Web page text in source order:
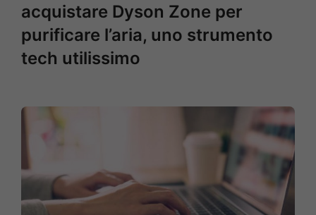
acquistare Dyson Zone per
purificare l’aria, uno strumento
tech utilissimo